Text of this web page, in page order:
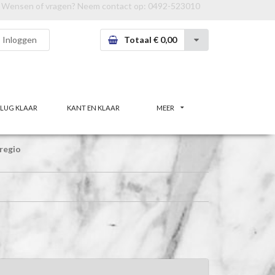
Wensen of vragen? Neem contact op: 0492-523010
Inloggen Totaal € 0,00
KLAAR KANT EN KLAAR MEER